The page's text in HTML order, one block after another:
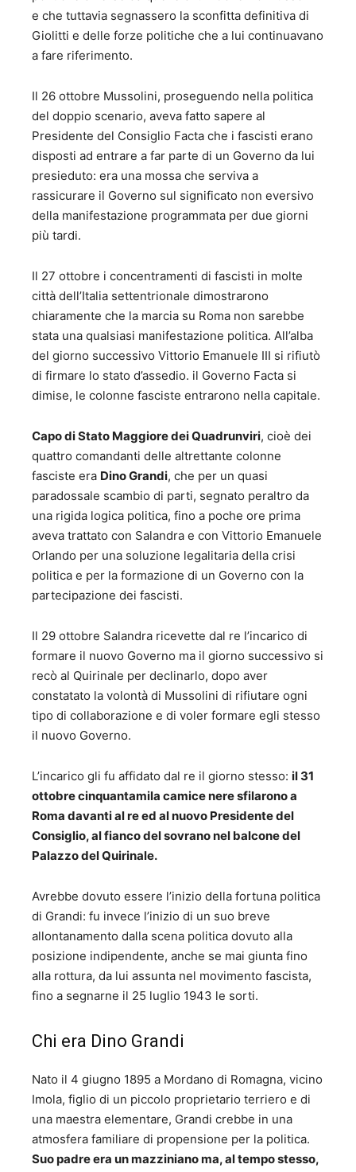
e che tuttavia segnassero la sconfitta definitiva di
Giolitti e delle forze politiche che a lui continuavano
a fare riferimento.
Il 26 ottobre Mussolini, proseguendo nella politica
del doppio scenario, aveva fatto sapere al
Presidente del Consiglio Facta che i fascisti erano
disposti ad entrare a far parte di un Governo da lui
presieduto: era una mossa che serviva a
rassicurare il Governo sul significato non eversivo
della manifestazione programmata per due giorni
più tardi.
Il 27 ottobre i concentramenti di fascisti in molte
città dell’Italia settentrionale dimostrarono
chiaramente che la marcia su Roma non sarebbe
stata una qualsiasi manifestazione politica. All’alba
del giorno successivo Vittorio Emanuele III si rifiutò
di firmare lo stato d’assedio. il Governo Facta si
dimise, le colonne fasciste entrarono nella capitale.
Capo di Stato Maggiore dei Quadrunviri, cioè dei
quattro comandanti delle altrettante colonne
fasciste era Dino Grandi, che per un quasi
paradossale scambio di parti, segnato peraltro da
una rigida logica politica, fino a poche ore prima
aveva trattato con Salandra e con Vittorio Emanuele
Orlando per una soluzione legalitaria della crisi
politica e per la formazione di un Governo con la
partecipazione dei fascisti.
Il 29 ottobre Salandra ricevette dal re l’incarico di
formare il nuovo Governo ma il giorno successivo si
recò al Quirinale per declinarlo, dopo aver
constatato la volontà di Mussolini di rifiutare ogni
tipo di collaborazione e di voler formare egli stesso
il nuovo Governo.
L’incarico gli fu affidato dal re il giorno stesso: il 31
ottobre cinquantamila camice nere sfilarono a
Roma davanti al re ed al nuovo Presidente del
Consiglio, al fianco del sovrano nel balcone del
Palazzo del Quirinale.
Avrebbe dovuto essere l’inizio della fortuna politica
di Grandi: fu invece l’inizio di un suo breve
allontanamento dalla scena politica dovuto alla
posizione indipendente, anche se mai giunta fino
alla rottura, da lui assunta nel movimento fascista,
fino a segnarne il 25 luglio 1943 le sorti.
Chi era Dino Grandi
Nato il 4 giugno 1895 a Mordano di Romagna, vicino
Imola, figlio di un piccolo proprietario terriero e di
una maestra elementare, Grandi crebbe in una
atmosfera familiare di propensione per la politica.
Suo padre era un mazziniano ma, al tempo stesso,